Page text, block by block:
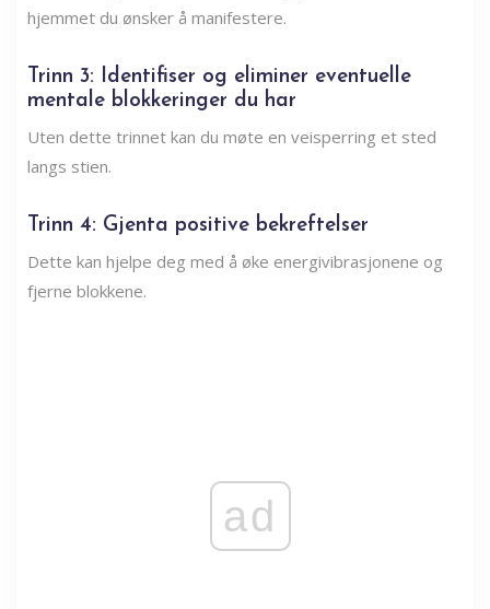
hjemmet du ønsker å manifestere.
Trinn 3: Identifiser og eliminer eventuelle
mentale blokkeringer du har
Uten dette trinnet kan du møte en veisperring et sted
langs stien.
Trinn 4: Gjenta positive bekreftelser
Dette kan hjelpe deg med å øke energivibrasjonene og
fjerne blokkene.
ad